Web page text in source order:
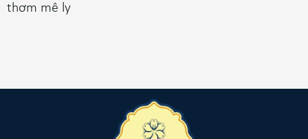
thơm mê ly